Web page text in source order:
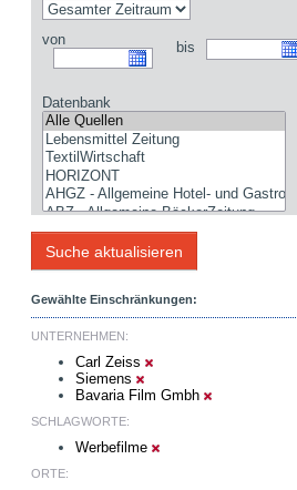
von bis
Datenbank
Gewählte Einschränkungen:
UNTERNEHMEN:
Carl Zeiss
Siemens
Bavaria Film Gmbh
SCHLAGWORTE:
Werbefilme
ORTE: